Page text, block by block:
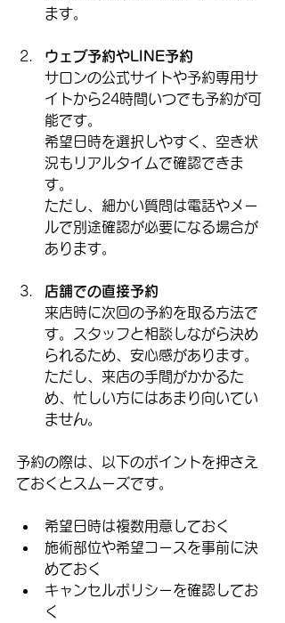
ます。
ウェブ予約やLINE予約
サロンの公式サイトや予約専用サ
イトから24時間いつでも予約が可
能です。
希望日時を選択しやすく、空き状
況もリアルタイムで確認できま
す。
ただし、細かい質問は電話やメー
ルで別途確認が必要になる場合が
あります。
店舗での直接予約
来店時に次回の予約を取る方法で
す。スタッフと相談しながら決め
られるため、安心感があります。
ただし、来店の手間がかかるた
め、忙しい方にはあまり向いてい
ません。
予約の際は、以下のポイントを押さえ
ておくとスムーズです。
希望日時は複数用意しておく
施術部位や希望コースを事前に決
めておく
キャンセルポリシーを確認してお
く